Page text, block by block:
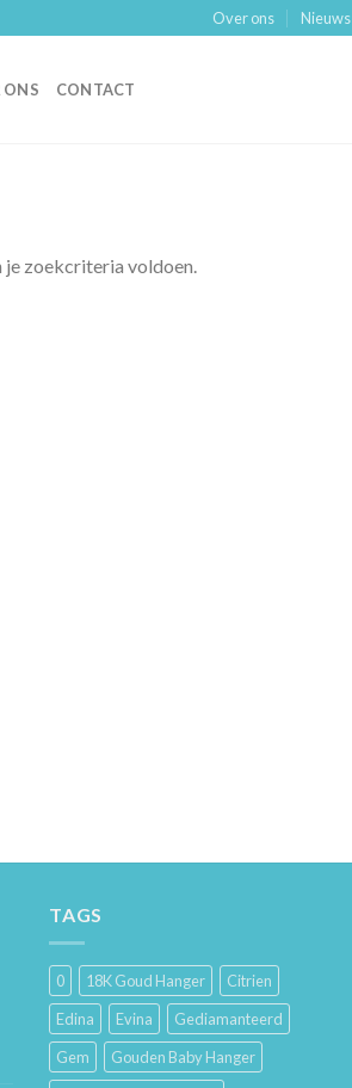
Over ons Nieuws
ONS CONTACT
je zoekcriteria voldoen.
TAGS
0 18K Goud Hanger
Citrien
Edina
Evina
Gediamanteerd
Gem
Gouden Baby Hanger